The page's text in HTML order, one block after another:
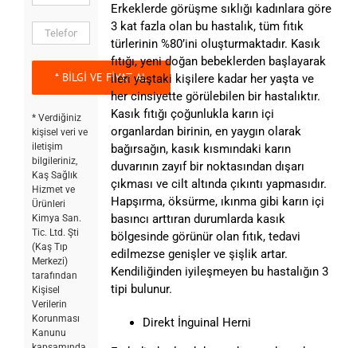
* Verdiğiniz
kişisel veri ve
iletişim
bilgileriniz,
Kaş Sağlık
Hizmet ve
Ürünleri
Kimya San.
Tic. Ltd. Şti
(Kaş Tıp
Merkezi)
tarafından
Kişisel
Verilerin
Korunması
Kanunu
Erkeklerde görüşme sıklığı kadınlara göre
3 kat fazla olan bu hastalık, tüm fıtık
türlerinin %80’ini oluşturmaktadır. Kasık
fıtığı, yeni doğan bebeklerden başlayarak
ileri yaştaki kişilere kadar her yaşta ve
her cinsiyette görülebilen bir hastalıktır.
Kasık fıtığı çoğunlukla karın içi
organlardan birinin, en yaygın olarak
bağırsağın, kasık kısmındaki karın
duvarının zayıf bir noktasından dışarı
çıkması ve cilt altında çıkıntı yapmasıdır.
Hapşırma, öksürme, ıkınma gibi karın içi
basıncı arttıran durumlarda kasık
bölgesinde görünür olan fıtık, tedavi
edilmezse genişler ve şişlik artar.
Kendiliğinden iyileşmeyen bu hastalığın 3
tipi bulunur.
Direkt İnguinal Herni